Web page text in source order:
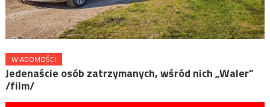
WIADOMOŚCI
Jedenaście osób zatrzymanych, wśród nich „Waler”
/film/